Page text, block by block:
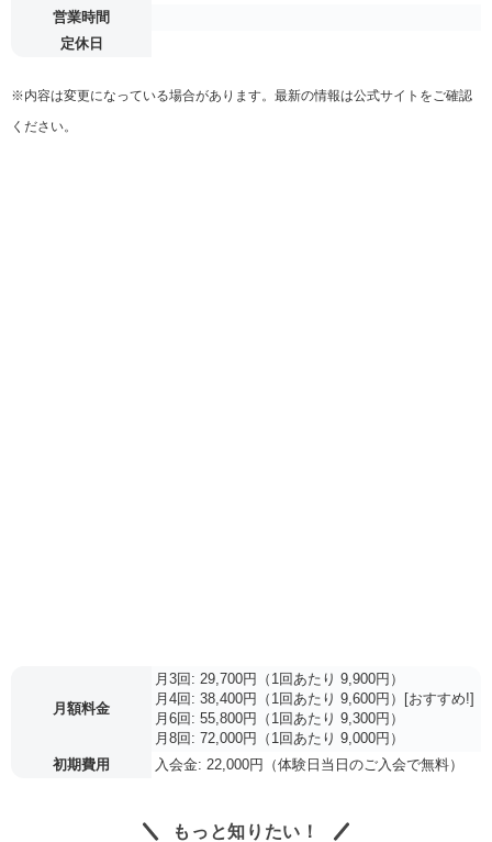
営業時間
定休日
※内容は変更になっている場合があります。最新の情報は公式サイトをご確認
ください。
月額料金
月3回: 29,700円（1回あたり 9,900円）
月4回: 38,400円（1回あたり 9,600円）[おすすめ!]
月6回: 55,800円（1回あたり 9,300円）
月8回: 72,000円（1回あたり 9,000円）
初期費用
入会金: 22,000円（体験日当日のご入会で無料）
もっと知りたい！